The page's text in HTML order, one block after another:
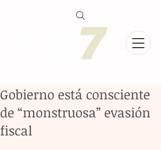
Gobierno está consciente
de “monstruosa” evasión
fiscal